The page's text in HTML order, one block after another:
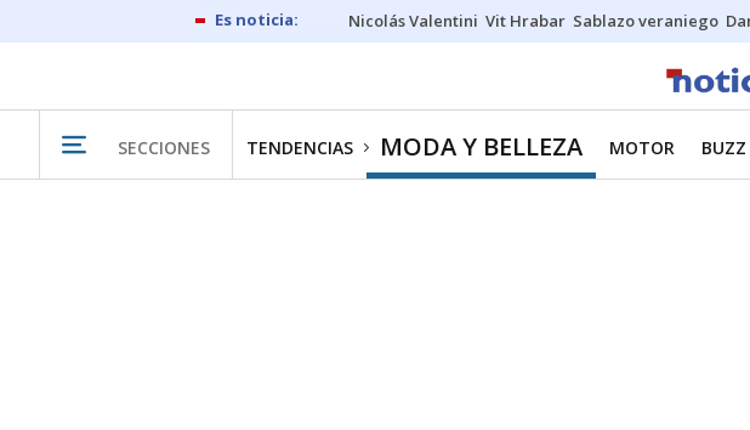
Nicolás Valentini Vit Hrabar Sablazo veraniego
SECCIONES TENDENCIAS MODA Y BELLEZA MOTOR